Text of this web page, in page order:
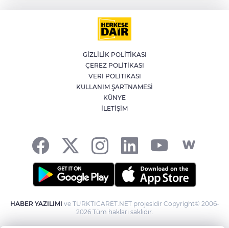
İran'dan Müslümanlara kötü niyetli dış
güçlere karşı birleşme çağrısı
Kağıthane'de 104 kilogram uyuşturucu
ele geçirildi
GİZLİLİK POLİTİKASI
ÇEREZ POLİTİKASI
VERİ POLİTİKASI
KULLANIM ŞARTNAMESİ
KÜNYE
İLETİŞİM
HABER YAZILIMI ve TURKTICARET.NET projesidir Copyright© 2006-
2026 Tüm hakları saklıdır.